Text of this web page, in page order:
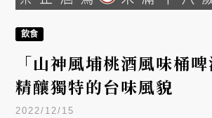
飲食
「山神風埔桃酒風味桶
精釀獨特的台味風貌
2022/12/15